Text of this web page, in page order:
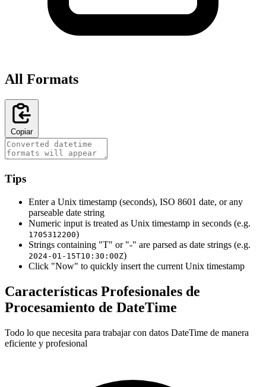
All Formats
Copiar
Tips
Enter a Unix timestamp (seconds), ISO 8601 date, or any
parseable date string
Numeric input is treated as Unix timestamp in seconds (e.g.
1705312200)
Strings containing "T" or "-" are parsed as date strings (e.g.
2024-01-15T10:30:00Z)
Click "Now" to quickly insert the current Unix timestamp
Características Profesionales de
Procesamiento de DateTime
Todo lo que necesita para trabajar con datos DateTime de manera
eficiente y profesional